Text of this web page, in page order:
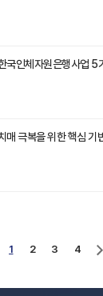
국인체자원은행사업
매 극복을 위한 핵심 기
1 2 3
4